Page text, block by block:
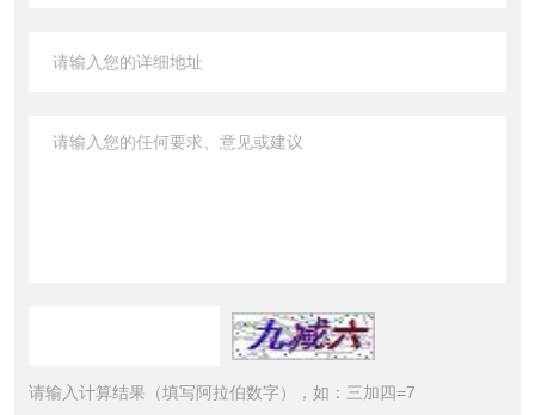
请输入计算结果（填写阿拉伯数字），如：三加四=7